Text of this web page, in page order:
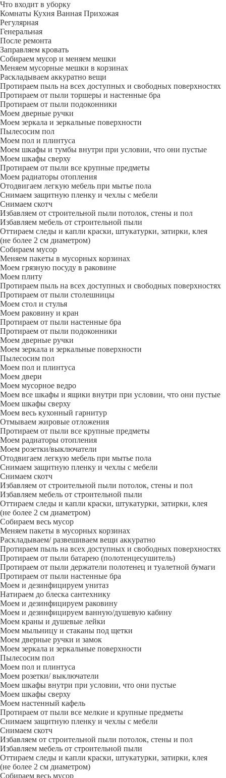
Что входит в уборку
Регу­лярная
Гене­ральная
После ремонта
Заправляем кровать
Собираем мусор и меняем мешки
Меняем мусорные мешки в корзинах
Раскладываем аккуратно вещи
Протираем пыль на всех доступных и свободных поверхностях
Протираем от пыли торшеры и настенные бра
Протираем от пыли подоконники
Моем дверные ручки
Моем зеркала и зеркальные поверхности
Пылесосим пол
Моем пол и плинтуса
Моем шкафы и тумбы внутри при условии, что они пустые
Моем шкафы сверху
Протираем от пыли все крупные предметы
Моем радиаторы отопления
Отодвигаем легкую мебель при мытье пола
Снимаем защитную пленку и чехлы с мебели
Снимаем скотч
Избавляем от строительной пыли потолок, стены и пол
Избавляем мебель от строительной пыли
Оттираем следы и капли краски, штукатурки, затирки, клея
(не более 2 см диаметром)
Собираем мусор
Меняем пакеты в мусорных корзинах
Моем грязную посуду в раковине
Моем плиту
Протираем пыль на всех доступных и свободных поверхностях
Протираем от пыли столешницы
Моем стол и стулья
Моем раковину и кран
Протираем от пыли настенные бра
Протираем от пыли подоконники
Моем дверные ручки
Моем зеркала и зеркальные поверхности
Пылесосим пол
Моем пол и плинтуса
Моем двери
Моем мусорное ведро
Моем все шкафы и ящики внутри при условии, что они пустые
Моем шкафы сверху
Моем весь кухонный гарнитур
Отмываем жировые отложения
Протираем от пыли все крупные предметы
Моем радиаторы отопления
Моем розетки/выключатели
Отодвигаем легкую мебель при мытье пола
Снимаем защитную пленку и чехлы с мебели
Снимаем скотч
Избавляем от строительной пыли потолок, стены и пол
Избавляем мебель от строительной пыли
Оттираем следы и капли краски, штукатурки, затирки, клея
(не более 2 см диаметром)
Собираем весь мусор
Меняем пакеты в мусорных корзинах
Раскладываем/ развешиваем вещи аккуратно
Протираем пыль на всех доступных и свободных поверхностях
Протираем от пыли батарею (полотенцесушитель)
Протираем от пыли держатели полотенец и туалетной бумаги
Протираем от пыли настенные бра
Моем и дезинфицируем унитаз
Натираем до блеска сантехнику
Моем и дезинфицируем раковину
Моем и дезинфицируем ванную/душевую кабину
Моем краны и душевые лейки
Моем мыльницу и стаканы под щетки
Моем дверные ручки и замок
Моем зеркала и зеркальные поверхности
Пылесосим пол
Моем пол и плинтуса
Моем розетки/ выключатели
Моем шкафы внутри при условии, что они пустые
Моем шкафы сверху
Моем настенный кафель
Протираем от пыли все мелкие и крупные предметы
Снимаем защитную пленку и чехлы с мебели
Снимаем скотч
Избавляем от строительной пыли потолок, стены и пол
Избавляем мебель от строительной пыли
Оттираем следы и капли краски, штукатурки, затирки, клея
(не более 2 см диаметром)
Собираем весь мусор